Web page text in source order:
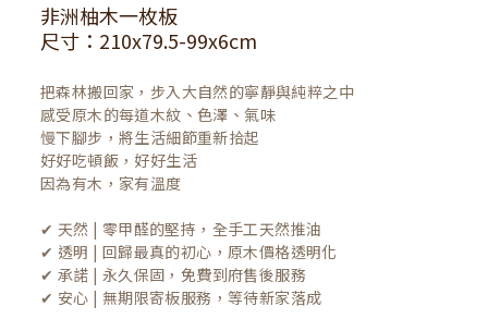
非洲柚木一枚板
尺寸：210x79.5-99x6cm
把森林搬回家，步入大自然的寧靜與純粹之中
感受原木的每道木紋、色澤、氣味
慢下腳步，將生活細節重新拾起
好好吃頓飯，好好生活
因為有木，家有溫度
✔ 天然 | 零甲醛的堅持，全手工天然推油
✔ 透明 | 回歸最真的初心，原木價格透明化
✔ 承諾 | 永久保固，免費到府售後服務
✔ 安心 | 無期限寄板服務，等待新家落成